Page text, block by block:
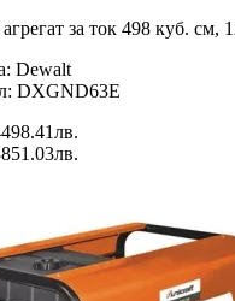
за ток 498 куб. см,
Dewalt
DXGND63E